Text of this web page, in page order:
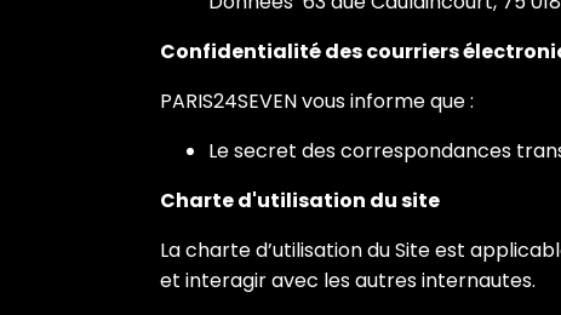
Confidentialité des courriers
PARIS24SEVEN vous informe que :
Le secret des correspondances
Charte d'utilisation du site
La charte d’utilisation du Site est
et interagir avec les autres internautes.